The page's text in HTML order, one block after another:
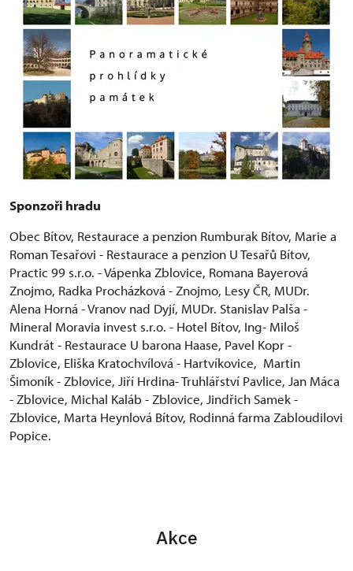
Sponzoři hradu
Obec Bítov, Restaurace a penzion Rumburak Bítov, Marie a
Roman Tesařovi - Restaurace a penzion U Tesařů Bítov,
Practic 99 s.r.o. - Vápenka Zblovice, Romana Bayerová
Znojmo, Radka Procházková - Znojmo, Lesy ČR, MUDr.
Alena Horná - Vranov nad Dyjí, MUDr. Stanislav Palša -
Mineral Moravia invest s.r.o. - Hotel Bítov, Ing- Miloš
Kundrát - Restaurace U barona Haase, Pavel Kopr -
Zblovice, Eliška Kratochvílová - Hartvíkovice, Martin
Šimoník - Zblovice, Jiří Hrdina- Truhlářství Pavlice, Jan Máca
- Zblovice, Michal Kaláb - Zblovice, Jindřich Samek -
Zblovice, Marta Heynlová Bítov, Rodinná farma Zabloudilovi
Popice.
Akce